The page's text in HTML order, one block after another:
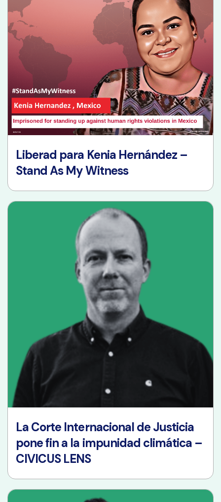
Liberad para Kenia Hernández –
Stand As My Witness
La Corte Internacional de Justicia
pone fin a la impunidad climática –
CIVICUS LENS